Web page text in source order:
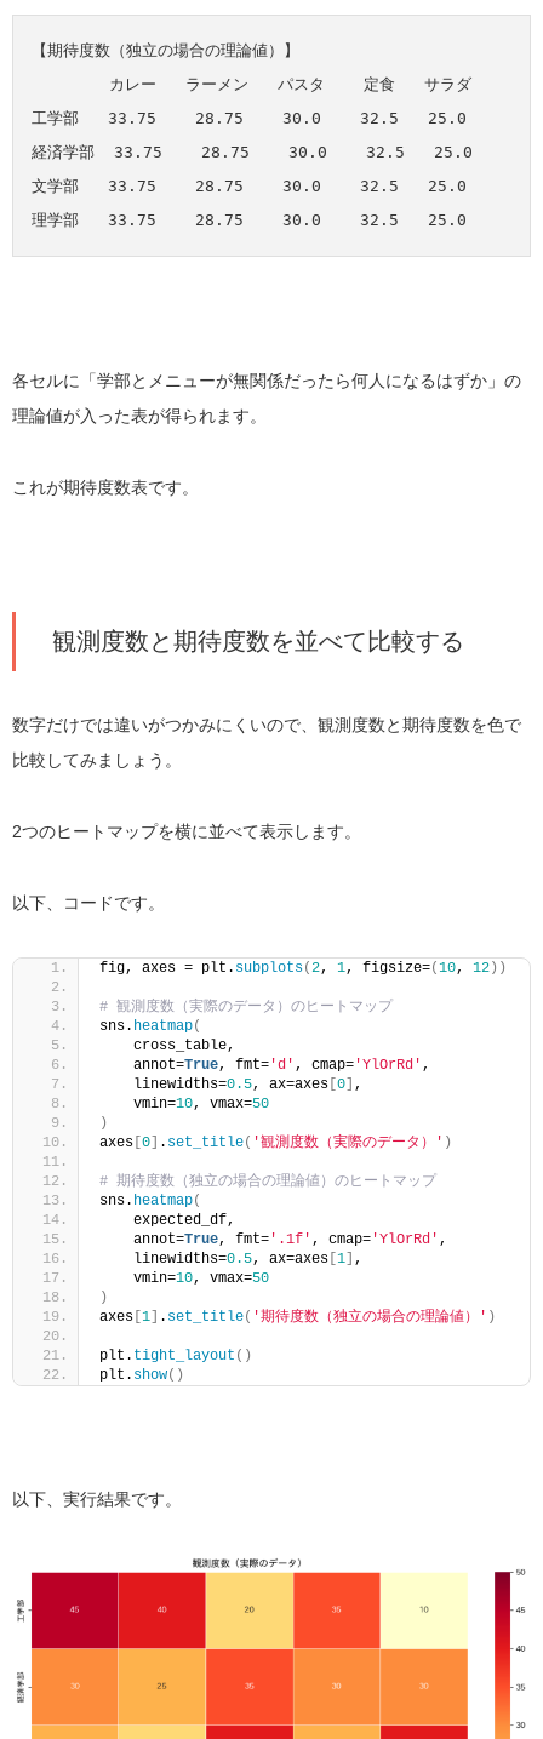
【期待度数（独立の場合の理論値）】
        カレー   ラーメン   パスタ    定食   サラダ
工学部   33.75    28.75    30.0    32.5   25.0
経済学部  33.75    28.75    30.0    32.5   25.0
文学部   33.75    28.75    30.0    32.5   25.0
各セルに「学部とメニューが無関係だったら何人になるはずか」の
理論値が入った表が得られます。
これが期待度数表です。
観測度数と期待度数を並べて比較する
数字だけでは違いがつかみにくいので、観測度数と期待度数を色で
比較してみましょう。
2つのヒートマップを横に並べて表示します。
以下、コードです。
fig, axes = plt. subplots(2, 1, figsize=(10, 12 ))
# 観測度数（実際のデータ）のヒートマップ
sns. heatmap(
    cross_table,
    annot=
True, fmt= 'd' , cmap= 'YlOrRd' ,
    linewidths=
0.5, ax=axes 0 ,
    vmin=
10, vmax=50
)
axes 0 . set_title( '観測度数（実際のデータ）' )
# 期待度数（独立の場合の理論値）のヒートマップ
sns. heatmap(
    expected_df,
    annot=
True, fmt= '.1f' , cmap= 'YlOrRd' ,
    linewidths=
0.5, ax=axes 1 ,
    vmin=
10, vmax=50
)
axes 1 . set_title( '期待度数（独立の場合の理論値）' )
plt. tight_layout ()
plt. show()
以下、実行結果です。